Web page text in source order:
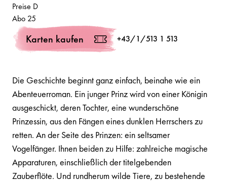
Die Geschichte beginnt ganz einfach, beinahe wie ein
Abenteuerroman. Ein junger Prinz wird von einer Königin
ausgeschickt, deren Tochter, eine wunderschöne
Prinzessin, aus den Fängen eines dunklen Herrschers zu
retten. An der Seite des Prinzen: ein seltsamer
Vogelfänger. Ihnen beiden zu Hilfe: zahlreiche magische
Apparaturen, einschließlich der titelgebenden
Zauberflöte. Und rundherum wilde Tiere, zu bestehende
Preise D
Abo 25
Karten kaufen +43/1/513 1 513